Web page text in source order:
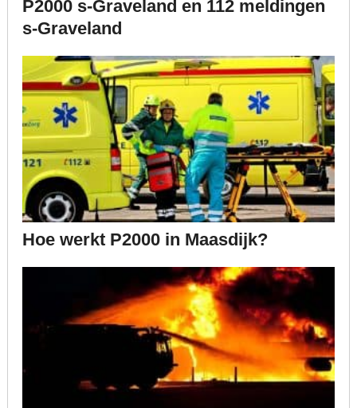
P2000 s-Graveland en 112 meldingen
s-Graveland
Hoe werkt P2000 in Maasdijk?